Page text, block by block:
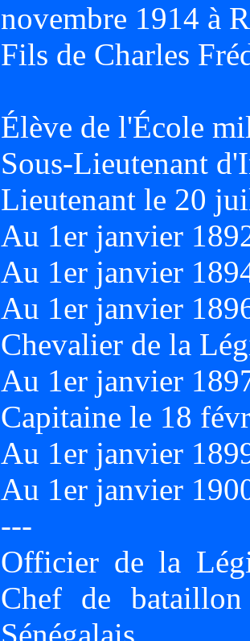
novembre 1914 à
Fils de Charles
Élève de l'École
Sous-Lieutenant
Lieutenant le 20
Au 1er janvier
Au 1er janvier
Au 1er janvier
Chevalier de la
Au 1er janvier
Capitaine le 18
Au 1er janvier
Au 1er janvier
---
Officier de la
Chef de